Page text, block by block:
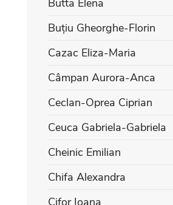
Buțiu Gheorghe-Florin
Cazac Eliza-Maria
Câmpan Aurora-Anca
Ceclan-Oprea Ciprian
Ceuca Gabriela-Gabriela
Cheinic Emilian
Chifa Alexandra
Cifor Ioana